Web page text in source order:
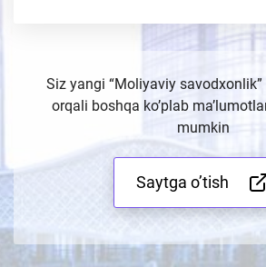
Siz yangi “Moliyaviy savodxonlik”
orqali boshqa ko’plab
mumkin
Saytga o’tish